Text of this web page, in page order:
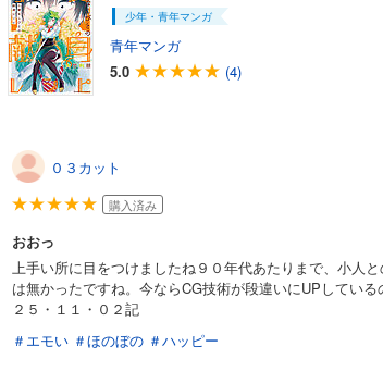
少年・青年マンガ
青年マンガ
5.0
(4)
０３カット
購入済み
おおっ
上手い所に目をつけましたね９０年代あたりまで、小人
は無かったですね。今ならCG技術が段違いにUPしてい
２５・１１・０２記
＃エモい ＃ほのぼの ＃ハッピー